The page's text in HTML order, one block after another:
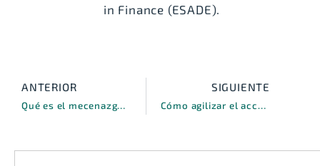
in Finance (ESADE).
ANTERIOR
Qué es el mecenazgo tecnológico y por qué es necesario para mi empresa
SIGUIENTE
Cómo agilizar el acceso a avales de cumplimiento ante terceros